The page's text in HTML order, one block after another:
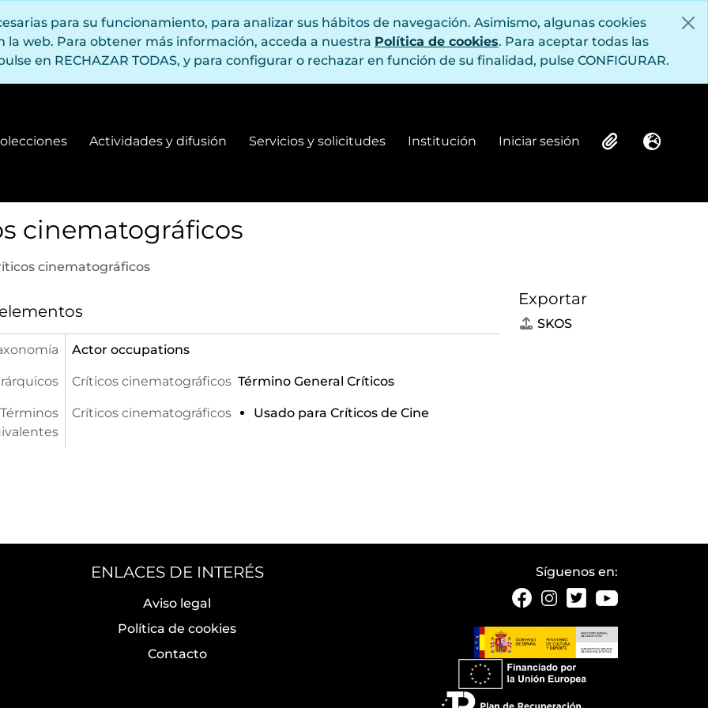
para su funcionamiento, para analizar sus hábitos de navegación. Asimismo, algunas cookies
web. Para obtener más información, acceda a nuestra Política de cookies. Para aceptar todas las
en RECHAZAR TODAS, y para configurar o rechazar en función de su finalidad, pulse CONFIGURAR.
y colecciones
Actividades y difusión
Actividades y difusión
Servicios y solicitudes Institución
Institución
Iniciar sesión
Iniciar sesión ClipboardIdioma
cinematográficos
cinematográficos
Actor occupations
Críticos cinematográficos Término General Críticos
Términos
Críticos cinematográficos Usado para Críticos de Cine
Exportar
SKOS
ENLACES DE INTERÉS
Aviso legal
Política de cookies
Contacto
Síguenos en: